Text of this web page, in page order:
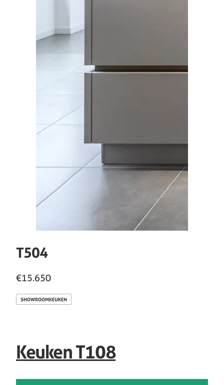
T504
€15.650
SHOWROOMKEUKEN
Keuken T108